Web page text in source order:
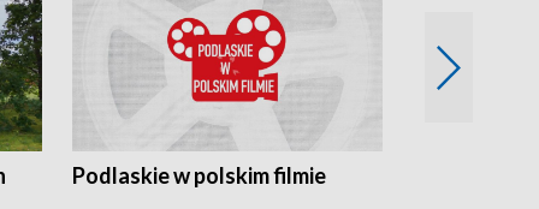
Podlaskie w polskim filmie